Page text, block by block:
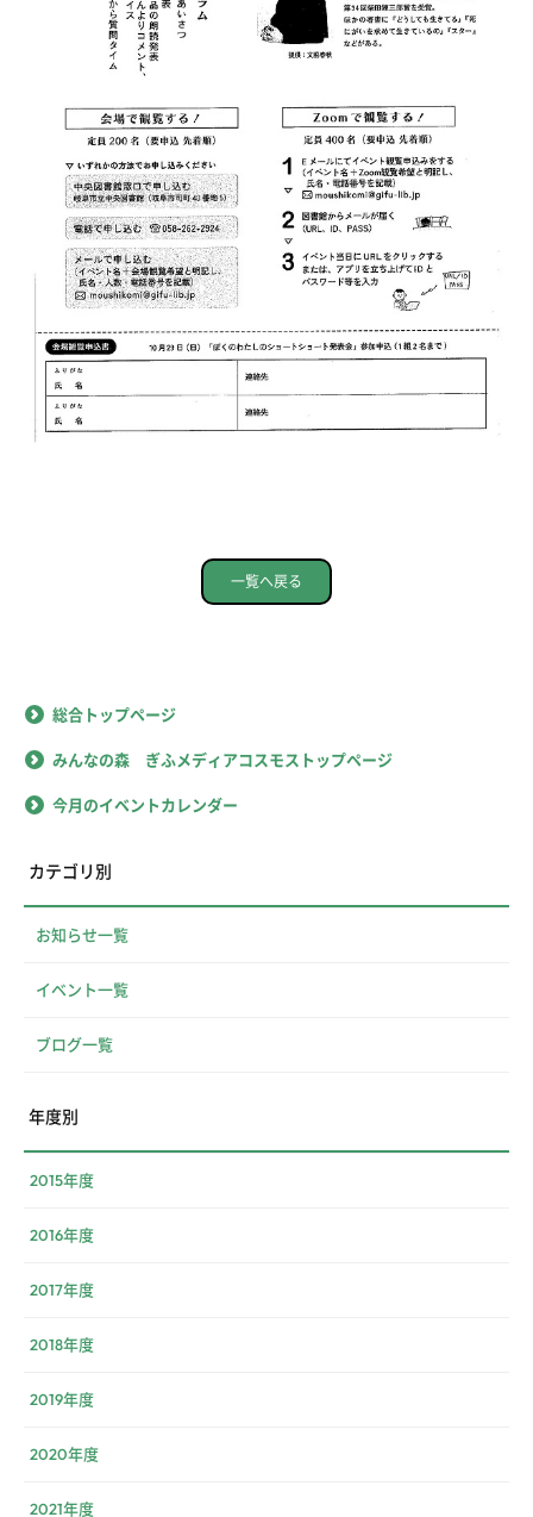
一覧へ戻る
総合トップページ
みんなの森 ぎふメディアコスモストップページ
今月のイベントカレンダー
カテゴリ別
お知らせ一覧
イベント一覧
ブログ一覧
年度別
2015年度
2016年度
2017年度
2018年度
2019年度
2020年度
2021年度